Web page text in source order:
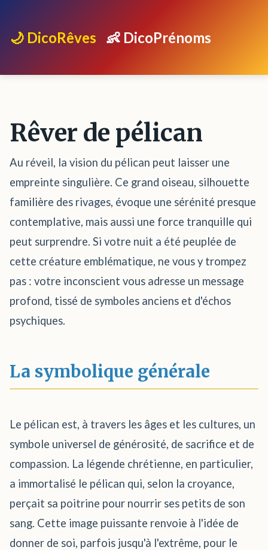
🌙 DicoRêves 👶 DicoPrénoms
Rêver de pélican
Au réveil, la vision du pélican peut laisser une
empreinte singulière. Ce grand oiseau, silhouette
familière des rivages, évoque une sérénité presque
contemplative, mais aussi une force tranquille qui
peut surprendre. Si votre nuit a été peuplée de
cette créature emblématique, ne vous y trompez
pas : votre inconscient vous adresse un message
profond, tissé de symboles anciens et d'échos
psychiques.
La symbolique générale
Le pélican est, à travers les âges et les cultures, un
symbole universel de générosité, de sacrifice et de
compassion. La légende chrétienne, en particulier,
a immortalisé le pélican qui, selon la croyance,
perçait sa poitrine pour nourrir ses petits de son
sang. Cette image puissante renvoie à l'idée de
donner de soi, parfois jusqu'à l'extrême, pour le